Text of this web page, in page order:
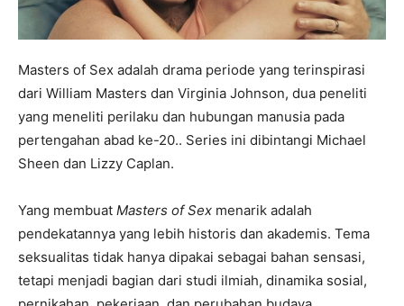
Masters of Sex adalah drama periode yang terinspirasi
dari William Masters dan Virginia Johnson, dua peneliti
yang meneliti perilaku dan hubungan manusia pada
pertengahan abad ke-20.. Series ini dibintangi Michael
Sheen dan Lizzy Caplan.
Yang membuat Masters of Sex menarik adalah
pendekatannya yang lebih historis dan akademis. Tema
seksualitas tidak hanya dipakai sebagai bahan sensasi,
tetapi menjadi bagian dari studi ilmiah, dinamika sosial,